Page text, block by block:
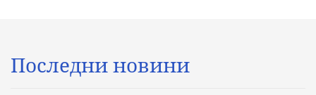
Последни новини